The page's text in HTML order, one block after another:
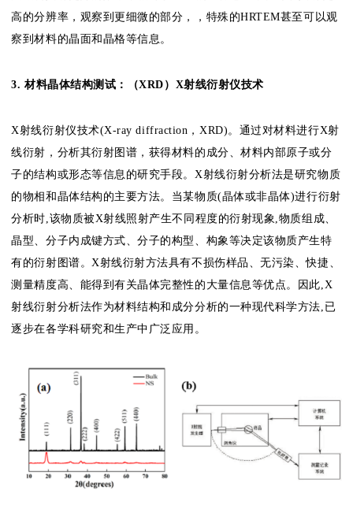
高的分辨率，观察到更细微的部分，，特殊的HRTEM甚至可以观
察到材料的晶面和晶格等信息。
3. 材料晶体结构测试：（XRD）X射线衍射仪技术
X射线衍射仪技术(X-ray diffraction，XRD)。通过对材料进行X射
线衍射，分析其衍射图谱，获得材料的成分、材料内部原子或分
子的结构或形态等信息的研究手段。X射线衍射分析法是研究物质
的物相和晶体结构的主要方法。当某物质(晶体或非晶体)进行衍射
分析时,该物质被X射线照射产生不同程度的衍射现象,物质组成、
晶型、分子内成键方式、分子的构型、构象等决定该物质产生特
有的衍射图谱。X射线衍射方法具有不损伤样品、无污染、快捷、
测量精度高、能得到有关晶体完整性的大量信息等优点。因此,X
射线衍射分析法作为材料结构和成分分析的一种现代科学方法,已
逐步在各学科研究和生产中广泛应用。